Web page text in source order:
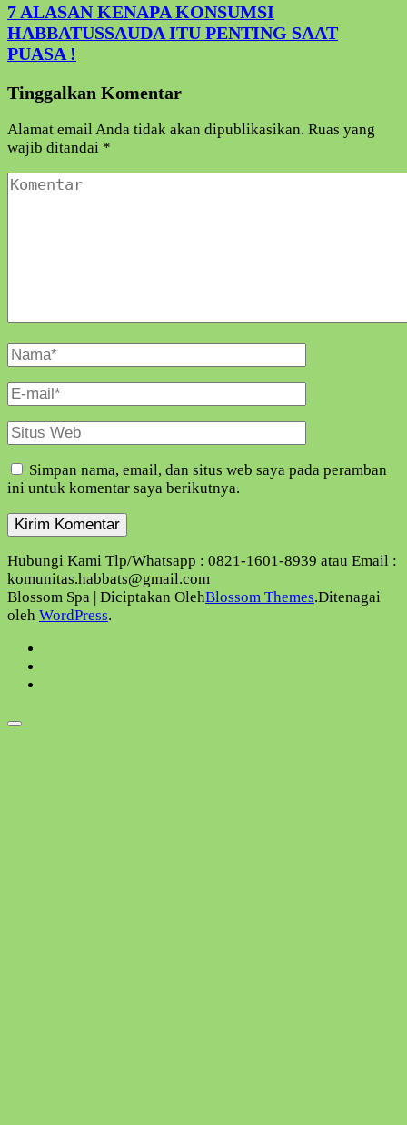
7 ALASAN KENAPA KONSUMSI
HABBATUSSAUDA ITU PENTING SAAT
PUASA !
Tinggalkan Komentar
Alamat email Anda tidak akan dipublikasikan. Ruas yang
wajib ditandai *
Komentar
Nama
Lengkap
E-
Mail
Situs
Web
Simpan nama, email, dan situs web saya pada peramban
ini untuk komentar saya berikutnya.
Hubungi Kami Tlp/Whatsapp : 0821-1601-8939 atau Email :
komunitas.habbats@gmail.com
Blossom Spa | Diciptakan OlehBlossom Themes.Ditenagai
oleh WordPress.